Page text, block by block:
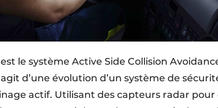
le système Active Side Collision
d’une évolution d’un système de
actif. Utilisant des capteurs radar